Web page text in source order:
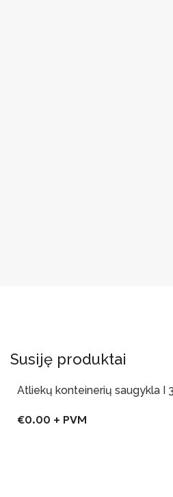
Susiję produktai
Atliekų konteinerių saugykla I
€0.00 + PVM